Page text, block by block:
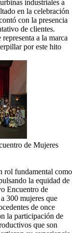
industriales a
en la celebración
con la presencia
de clientes.
a la marca
por este hito
de Mujeres
rol fundamental como
la equidad de
Encuentro de
300 mujeres que
de once
la participación de
que son